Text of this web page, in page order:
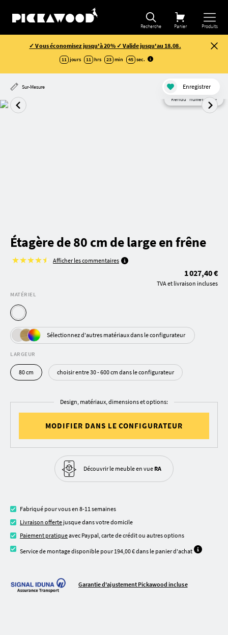
Recherche Panier Produits
✓ Vous économisez jusqu'à 20% ✓ Valide jusqu'au 18.08.
11 jours 11 hrs 23 min 44 sec.
Sur-Mesure Enregistrer
Rendu numérique
Étagère de 80 cm de large en frêne
Afficher les commentaires
1 027,40 €
TVA et livraison incluses
MATÉRIEL
Sélectionnez d'autres matériaux dans le configurateur
LARGEUR
80 cm choisir entre 30 - 600 cm dans le configurateur
Design, matériaux, dimensions et options:
MODIFIER DANS LE CONFIGURATEUR
Découvrir le meubleen vue RA
Fabriqué pour vous en 8-11 semaines
Livraison offerte jusque dans votre domicile
Paiement pratiqueavec Paypal, carte de crédit ou autres options
Service de montage disponible pour 194,00 € dans le panier d'achat
Garantie d'ajustement Pickawood incluse